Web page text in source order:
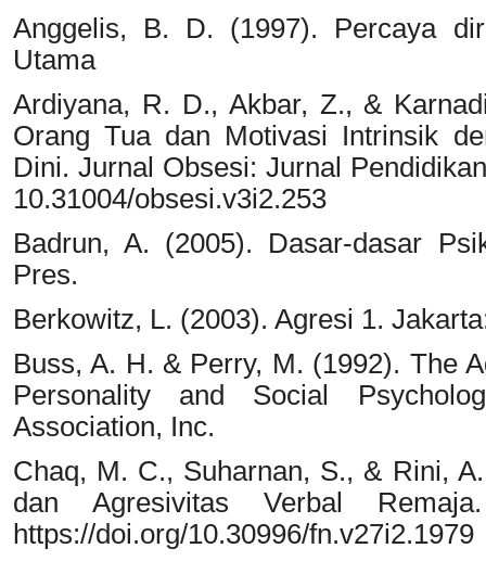
Anggelis, B. D. (1997). Percaya
Utama
Ardiyana, R. D., Akbar, Z., &
Orang Tua dan Motivasi Intrinsik
Dini. Jurnal Obsesi: Jurnal
10.31004/obsesi.v3i2.253
Badrun, A. (2005). Dasar-dasar
Pres.
Berkowitz, L. (2003). Agresi 1.
Buss, A. H. & Perry, M. (1992). The
Personality and Social
Association, Inc.
Chaq, M. C., Suharnan, S., & Rini,
dan Agresivitas Verbal
https://doi.org/10.30996/fn.v27i2.1979